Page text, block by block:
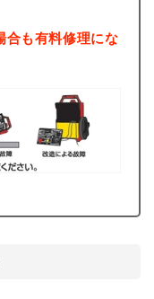
合も有料修理にな